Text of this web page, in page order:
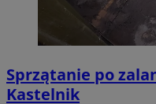
Sprzątanie po
Kastelnik